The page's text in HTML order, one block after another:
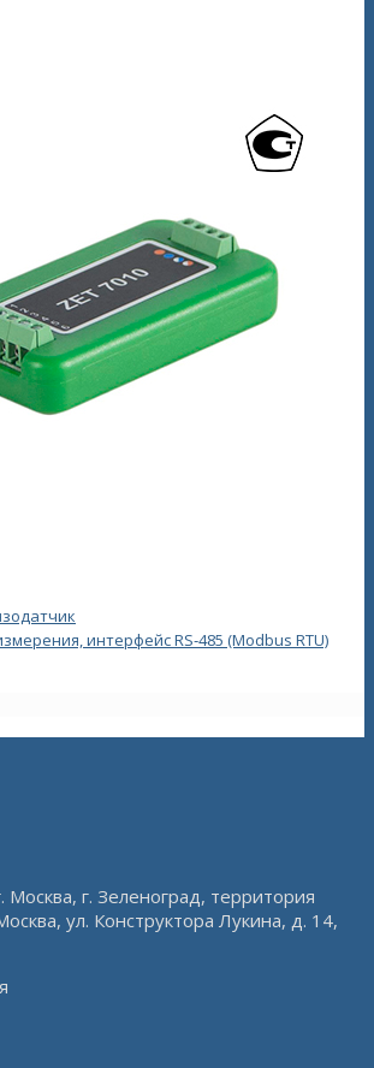
интерфейс RS‑485 (Modbus RTU)
Москва, г. Зеленоград, территория
ул. Конструктора Лукина, д. 14,